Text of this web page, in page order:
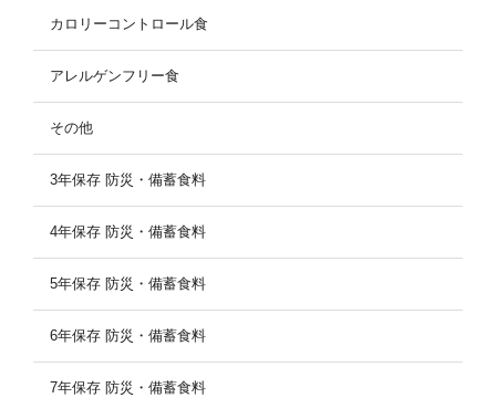
カロリーコントロール食
アレルゲンフリー食
その他
3年保存 防災・備蓄食料
4年保存 防災・備蓄食料
5年保存 防災・備蓄食料
6年保存 防災・備蓄食料
7年保存 防災・備蓄食料